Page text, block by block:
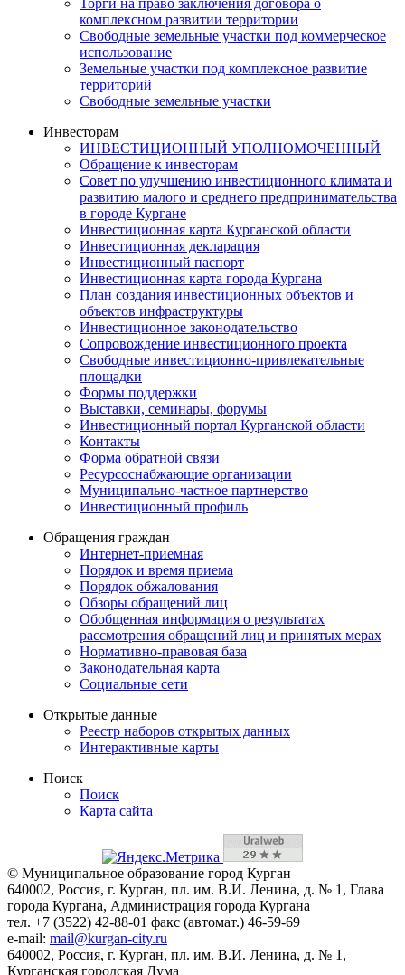
комплексном развитии территории
Свободные земельные участки под коммерческое
использование
Земельные участки под комплексное развитие
территорий
Свободные земельные участки
Инвесторам
ИНВЕСТИЦИОННЫЙ УПОЛНОМОЧЕННЫЙ
Обращение к инвесторам
Совет по улучшению инвестиционного климата и
развитию малого и среднего предпринимательства
в городе Кургане
Инвестиционная карта Курганской области
Инвестиционная декларация
Инвестиционный паспорт
Инвестиционная карта города Кургана
План создания инвестиционных объектов и
объектов инфраструктуры
Инвестиционное законодательство
Сопровождение инвестиционного проекта
Свободные инвестиционно-привлекательные
площадки
Формы поддержки
Выставки, семинары, форумы
Инвестиционный портал Курганской области
Контакты
Форма обратной связи
Ресурсоснабжающие организации
Муниципально-частное партнерство
Инвестиционный профиль
Обращения граждан
Интернет-приемная
Порядок и время приема
Порядок обжалования
Обзоры обращений лиц
Обобщенная информация о результатах
рассмотрения обращений лиц и принятых мерах
Нормативно-правовая база
Законодательная карта
Социальные сети
Открытые данные
Реестр наборов открытых данных
Интерактивные карты
Поиск
Поиск
Карта сайта
© Муниципальное образование город Курган
640002, Россия, г. Курган, пл. им. В.И. Ленина, д. № 1, Глава
города Кургана, Администрация города Кургана
тел. +7 (3522) 42-88-01 факс (автомат.) 46-59-69
e-mail: mail@kurgan-city.ru
640002, Россия, г. Курган, пл. им. В.И. Ленина, д. № 1,
Курганская городская Дума